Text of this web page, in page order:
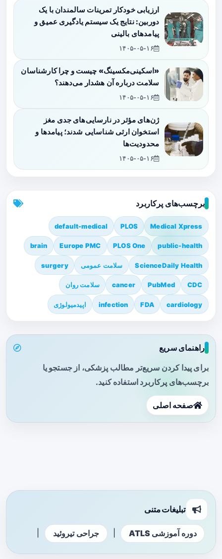
ارزیابی خودکار تمرینات سالمندان با یک
دوربین: نتایج یک سیستم یادگیری عمیق و
پیامدهای بالینی
۱۴۰۵-۰۵-۱۶
«اسکینی‌مکسینگ» چیست و چرا کارشناسان
سلامت درباره آن هشدار می‌دهند؟
۱۴۰۵-۰۵-۱۶
ژن‌های مؤثر در نارسایی‌های جدی مغز
استخوان ارثی شناسایی شدند؛ پیامدها و
محدودیت‌ها
۱۴۰۵-۰۵-۱۶
برچسب‌های پرکاربرد
Medical Xpress
PLOS
default-medical
public-health
PLOS One
Europe PMC
brain
ScienceDaily Health سلامت عمومی surgery
CDC
PubMed
cancer سلامت روان
cardiology
FDA
infection اپیدمیولوژی
راهنمای سریع
برای پیدا کردن سریع‌تر مطالب پزشکی، از جستجو یا
برچسب‌های پرکاربرد استفاده کنید.
صفحه اصلی
تبلیغات متنی
دوره آموزشی ATLS جراحی تیروئید